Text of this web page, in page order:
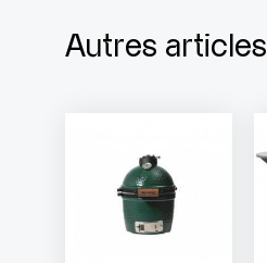
Autres articles